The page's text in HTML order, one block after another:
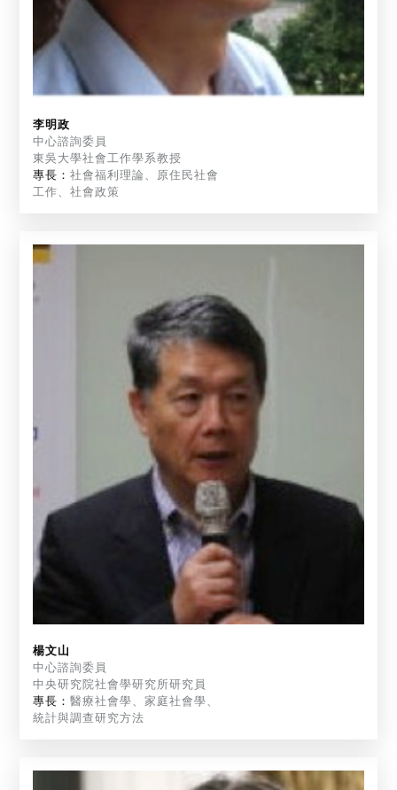
李明政
中心諮詢委員
東吳大學社會工作學系教授
專長：社會福利理論、原住民社會
工作、社會政策
楊文山
中心諮詢委員
中央研究院社會學研究所研究員
專長：醫療社會學、家庭社會學、
統計與調查研究方法